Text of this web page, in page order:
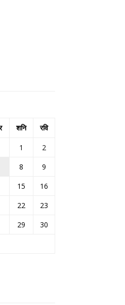
शनि रवि
1
2
8
9
15
16
22
23
29
30